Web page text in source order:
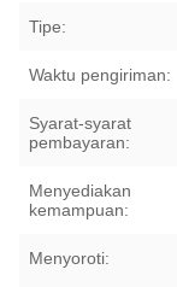
Tipe:
Waktu pengiriman:
Syarat-syarat
pembayaran:
Menyediakan
kemampuan:
Menyoroti: